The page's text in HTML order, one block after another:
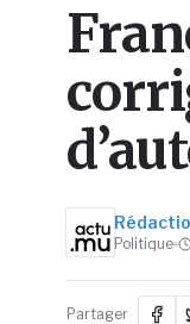
Politique
Partager